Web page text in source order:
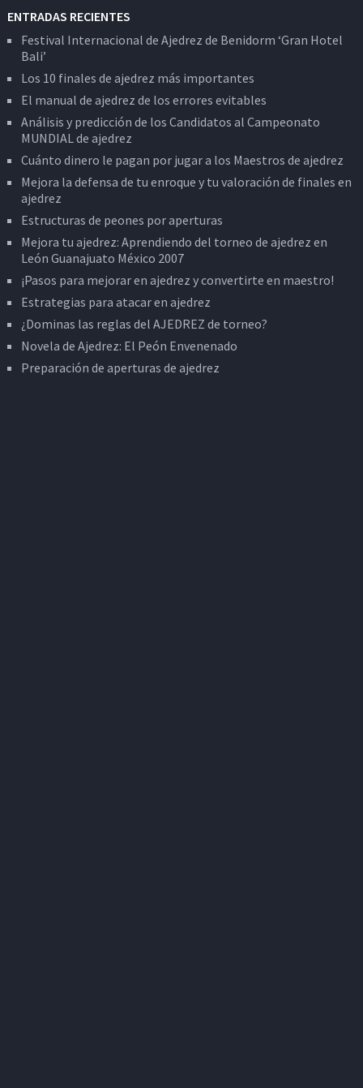
ENTRADAS RECIENTES
Festival Internacional de Ajedrez de Benidorm ‘Gran Hotel
Bali’
Los 10 finales de ajedrez más importantes
El manual de ajedrez de los errores evitables
Análisis y predicción de los Candidatos al Campeonato
MUNDIAL de ajedrez
Cuánto dinero le pagan por jugar a los Maestros de ajedrez
Mejora la defensa de tu enroque y tu valoración de finales en
ajedrez
Estructuras de peones por aperturas
Mejora tu ajedrez: Aprendiendo del torneo de ajedrez en
León Guanajuato México 2007
¡Pasos para mejorar en ajedrez y convertirte en maestro!
Estrategias para atacar en ajedrez
¿Dominas las reglas del AJEDREZ de torneo?
Novela de Ajedrez: El Peón Envenenado
Preparación de aperturas de ajedrez